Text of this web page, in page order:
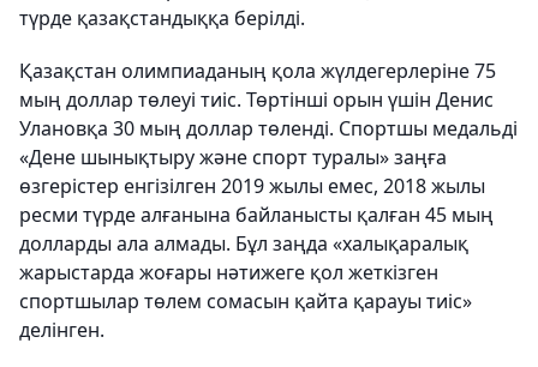
түрде қазақстандыққа берілді.
Қазақстан олимпиаданың қола жүлдегерлеріне 75
мың доллар төлеуі тиіс. Төртінші орын үшін Денис
Улановқа 30 мың доллар төленді. Спортшы медальді
«Дене шынықтыру және спорт туралы» заңға
өзгерістер енгізілген 2019 жылы емес, 2018 жылы
ресми түрде алғанына байланысты қалған 45 мың
долларды ала алмады. Бұл заңда «халықаралық
жарыстарда жоғары нәтижеге қол жеткізген
спортшылар төлем сомасын қайта қарауы тиіс»
делінген.